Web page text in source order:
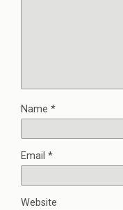
Name *
Email *
Website